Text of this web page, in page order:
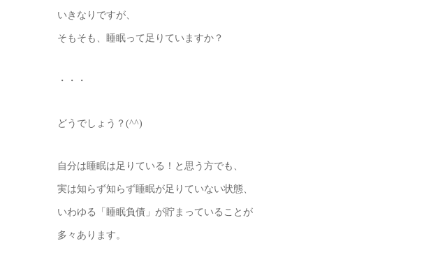
いきなりですが、
そもそも、睡眠って足りていますか？
・・・
どうでしょう？(^^)
自分は睡眠は足りている！と思う方でも、
実は知らず知らず睡眠が足りていない状態、
いわゆる「睡眠負債」が貯まっていることが
多々あります。